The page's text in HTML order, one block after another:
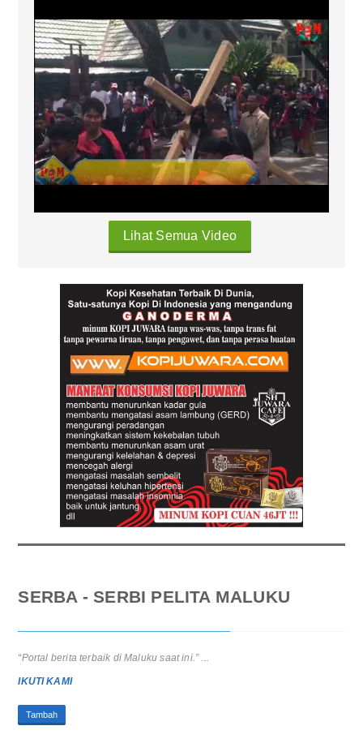
Lihat Semua Video
SERBA - SERBI PELITA MALUKU
“Portal berita terbaik di Maluku saat ini.” ...
IKUTI KAMI
Tambah